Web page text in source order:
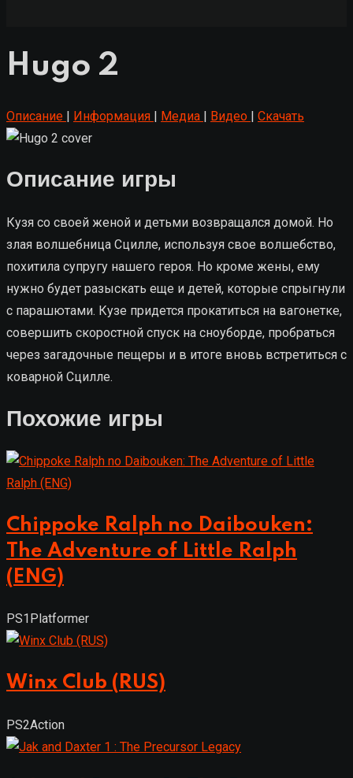
Hugo 2
Описание | Информация | Медиа | Видео | Скачать
Описание игры
Кузя со своей женой и детьми возвращался домой. Но
злая волшебница Сцилле, используя свое волшебство,
похитила супругу нашего героя. Но кроме жены, ему
нужно будет разыскать еще и детей, которые спрыгнули
с парашютами. Кузе придется прокатиться на вагонетке,
совершить скоростной спуск на сноуборде, пробраться
через загадочные пещеры и в итоге вновь встретиться с
коварной Сцилле.
Похожие игры
Chippoke Ralph no Daibouken:
The Adventure of Little Ralph
(ENG)
PS1 Platformer
Winx Club (RUS)
PS2Action